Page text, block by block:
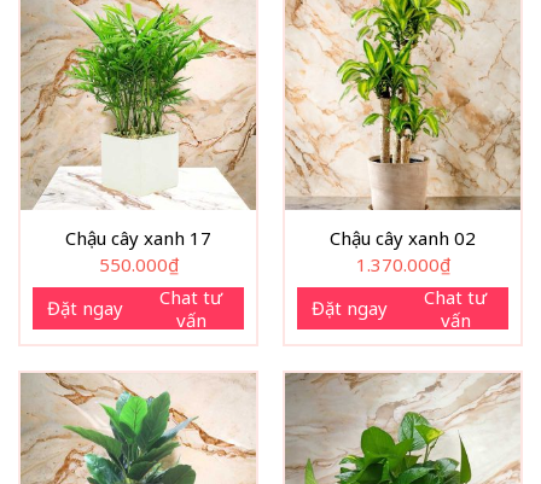
Chậu cây xanh 17
550.000₫
Đặt ngay
Chat tư
vấn
Chậu cây xanh 02
1.370.000₫
Đặt ngay
Chat tư
vấn